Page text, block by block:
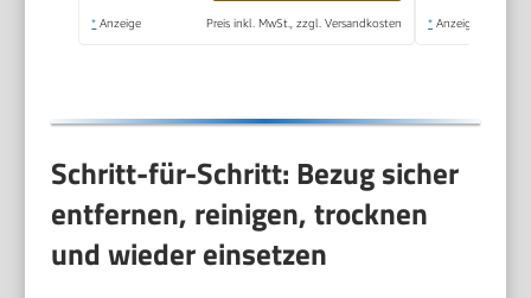
Umweltfreundliche
* Anzeige Preis inkl. MwSt., zzgl. Versandkosten * Anzeige
Schritt-für-Schritt: Bezug sicher
entfernen, reinigen, trocknen
und wieder einsetzen